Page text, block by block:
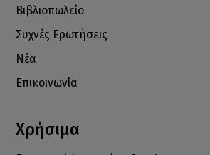
Βιβλιοπωλείο
Συχνές Ερωτήσεις
Νέα
Επικοινωνία
Χρήσιμα